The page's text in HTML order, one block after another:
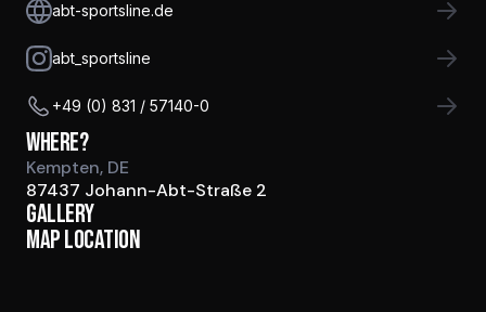
abt-sportsline.de
abt_sportsline
+49 (0) 831 / 57140-0
Where?
Kempten, DE
87437 Johann-Abt-Straße 2
Gallery
Map location